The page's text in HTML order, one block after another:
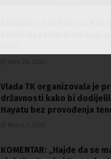
SKANDAL: Direktorica
blokirala račun firme koju
Vlada TK organizovala je
državnosti kako bi
Hayatu bez provođenja
KOMENTAR: „Hajde da se